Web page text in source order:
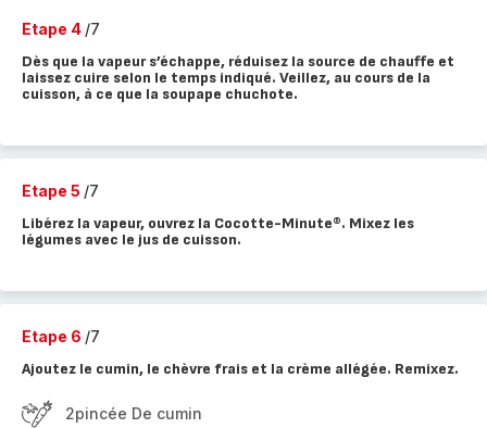
Etape 4 /7
Dès que la vapeur s’échappe, réduisez la source de chauffe et
laissez cuire selon le temps indiqué. Veillez, au cours de la
cuisson, à ce que la soupape chuchote.
Etape 5 /7
Libérez la vapeur, ouvrez la Cocotte-Minute®. Mixez les
légumes avec le jus de cuisson.
Etape 6 /7
Ajoutez le cumin, le chèvre frais et la crème allégée. Remixez.
2pincée De cumin